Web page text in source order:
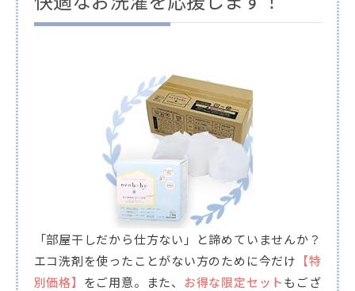
「部屋干しだから仕方ない」と諦めていませんか？
エコ洗剤を使ったことがない方のために今だけ
【特
別価格】 をご用意。また、 お得な限定セット もござ